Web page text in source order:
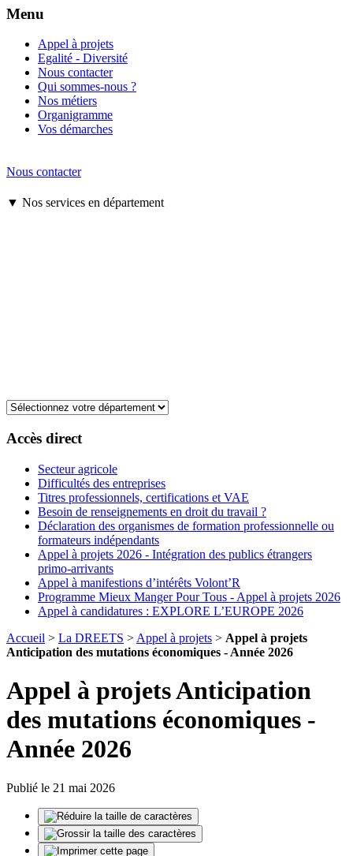
Menu
Appel à projets
Egalité - Diversité
Nous contacter
Qui sommes-nous ?
Nos métiers
Organigramme
Vos démarches
Nous contacter
▼ Nos services en département
Accès direct
Secteur agricole
Difficultés des entreprises
Titres professionnels, certifications et VAE
Besoin de renseignements en droit du travail ?
Déclaration des organismes de formation professionnelle ou
formateurs indépendants
Appel à projets 2026 - Intégration des publics étrangers
primo-arrivants
Appel à manifestions d’intérêts Volont’R
Programme Mieux Manger Pour Tous - Appel à projets 2026
Appel à candidatures : EXPLORE L’EUROPE 2026
Accueil > La DREETS > Appel à projets > Appel à projets
Anticipation des mutations économiques - Année 2026
Appel à projets Anticipation
des mutations économiques -
Année 2026
Publié le 21 mai 2026